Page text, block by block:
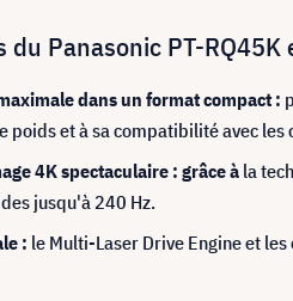
du Panasonic PT-
dans un format compact :
poids et à sa compatibilité avec les
4K spectaculaire : grâce à la
jusqu'à 240 Hz.
: le Multi-Laser Drive Engine et